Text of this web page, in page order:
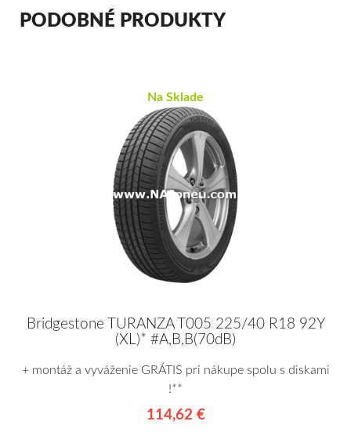
PODOBNÉ PRODUKTY
Na Sklade
Bridgestone TURANZA T005 225/40 R18 92Y
(XL)* #A,B,B(70dB)
+ montáž a vyváženie GRÁTIS pri nákupe spolu s diskami
!**
114,62 €